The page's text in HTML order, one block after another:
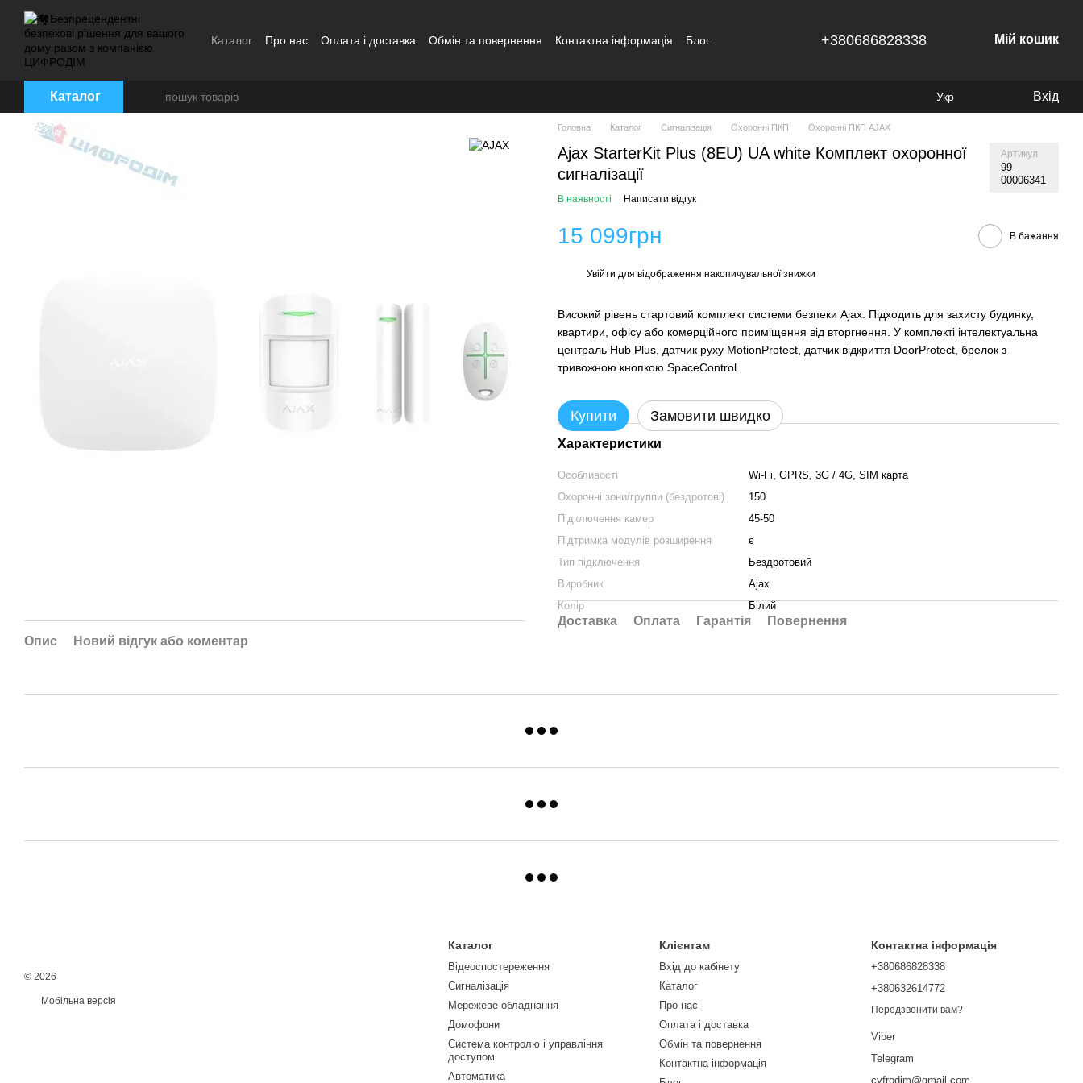
Перейти до основного контенту
Каталог Про нас Оплата і доставка Обмін та повернення Контактна інформація
Блог
+380686828338 Мій кошик
Каталог Укр Вхід
Опис Новий відгук або коментар
Головна Каталог Сигналізація Охоронні ПКП Охоронні ПКП AJAX
Ajax StarterKit Plus (8EU) UA white Комплект охоронної
сигналізації
Артикул
99-
00006341
В наявності Написати відгук
15 099грн В бажання
Увійти для відображення накопичувальної знижки
Високий рівень стартовий комплект системи безпеки Ajax. Підходить для захисту будинку,
квартири, офісу або комерційного приміщення від вторгнення. У комплекті інтелектуальна
централь Hub Plus, датчик руху MotionProtect, датчик відкриття DoorProtect, брелок з
тривожною кнопкою SpaceControl.
Купити Замовити швидко
Характеристики
Особливості
Wi-Fi, GPRS, 3G / 4G, SIM карта
Охоронні зони/группи (бездротові)
150
Підключення камер
45-50
Підтримка модулів розширення
є
Тип підключення
Бездротовий
Виробник
Ajax
Колір
Білий
Доставка Оплата Гарантія Повернення
© 2026
Мобільна версія
Каталог
Відеоспостереження
Сигналізація
Мережеве обладнання
Домофони
Система контролю і управління
доступом
Автоматика
Клієнтам
Вхід до кабінету
Каталог
Про нас
Оплата і доставка
Обмін та повернення
Контактна інформація
Контактна інформація
+380686828338
+380632614772
Передзвонити вам?
Viber
Telegram
cyfrodim@gmail.com